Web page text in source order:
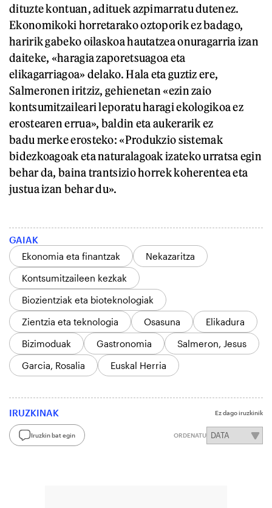
dituzte kontuan, adituek azpimarratu dutenez.
Ekonomikoki horretarako oztoporik ez badago,
haririk gabeko oilaskoa hautatzea onuragarria izan
daiteke, «haragia zaporetsuagoa eta
elikagarriagoa» delako. Hala eta guztiz ere,
Salmeronen iritziz, gehienetan «ezin zaio
kontsumitzaileari leporatu haragi ekologikoa ez
erostearen errua», baldin eta aukerarik ez
badu merke erosteko: «Produkzio sistemak
bidezkoagoak eta naturalagoak izateko urratsa egin
behar da, baina trantsizio horrek koherentea eta
justua izan behar du».
GAIAK
Ekonomia eta finantzak
Nekazaritza
Kontsumitzaileen kezkak
Biozientziak eta bioteknologiak
Zientzia eta teknologia
Osasuna
Elikadura
Bizimoduak
Gastronomia
Salmeron, Jesus
Garcia, Rosalia
Euskal Herria
IRUZKINAK Ez dago iruzkinik
Iruzkin bat egin ORDENATU